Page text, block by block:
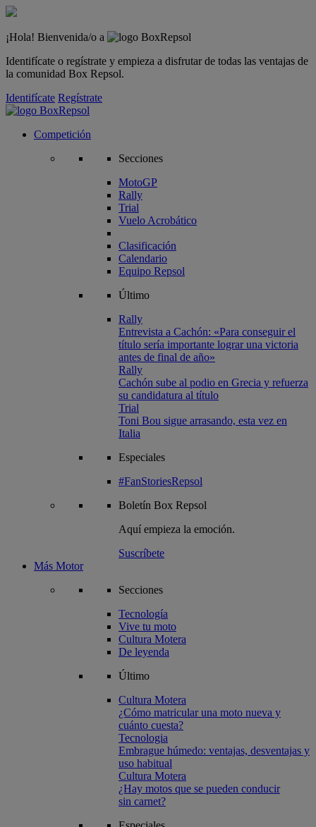
¡Hola! Bienvenida/o a
Identifícate o regístrate y empieza a disfrutar de todas las ventajas de
la comunidad Box Repsol.
Identifícate Regístrate
Competición
Secciones
MotoGP
Rally
Trial
Vuelo Acrobático
Clasificación
Calendario
Equipo Repsol
Último
Rally
Entrevista a Cachón: «Para conseguir el
título sería importante lograr una victoria
antes de final de año»
Rally
Cachón sube al podio en Grecia y refuerza
su candidatura al título
Trial
Toni Bou sigue arrasando, esta vez en
Italia
Especiales
#FanStoriesRepsol
Boletín Box Repsol
Aquí empieza la emoción.
Suscríbete
Más Motor
Secciones
Tecnología
Vive tu moto
Cultura Motera
De leyenda
Último
Cultura Motera
¿Cómo matricular una moto nueva y
cuánto cuesta?
Tecnologia
Embrague húmedo: ventajas, desventajas y
uso habitual
Cultura Motera
¿Hay motos que se pueden conducir
sin carnet?